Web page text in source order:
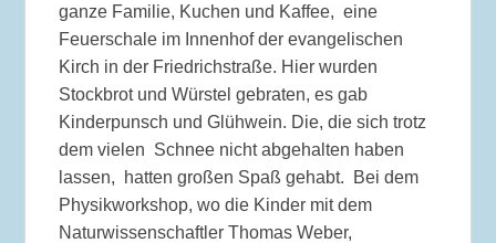
ganze Familie, Kuchen und Kaffee, eine
Feuerschale im Innenhof der evangelischen
Kirch in der Friedrichstraße. Hier wurden
Stockbrot und Würstel gebraten, es gab
Kinderpunsch und Glühwein. Die, die sich trotz
dem vielen Schnee nicht abgehalten haben
lassen, hatten großen Spaß gehabt. Bei dem
Physikworkshop, wo die Kinder mit dem
Naturwissenschaftler Thomas Weber,